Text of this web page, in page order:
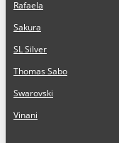
Rafaela
Sakura
SL Silver
Thomas Sabo
Swarovski
Vinani